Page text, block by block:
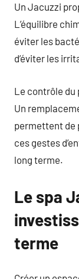
Un Jacuzzi
L’équilibre
éviter les
d’éviter les
Le contrôle du
Un
permettent de
ces gestes
long terme.
Le spa
terme